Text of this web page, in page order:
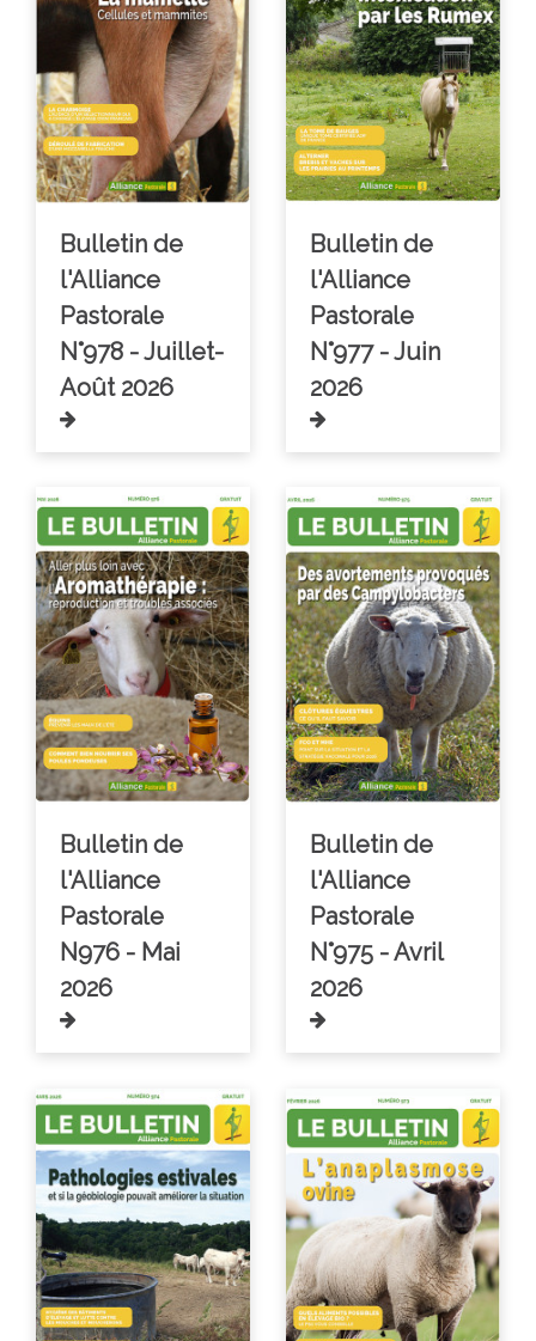
Bulletin de
l'Alliance
Pastorale
N°978 - Juillet-
Août 2026
Bulletin de
l'Alliance
Pastorale
N°977 - Juin
2026
Bulletin de
l'Alliance
Pastorale
N976 - Mai
2026
Bulletin de
l'Alliance
Pastorale
N°975 - Avril
2026